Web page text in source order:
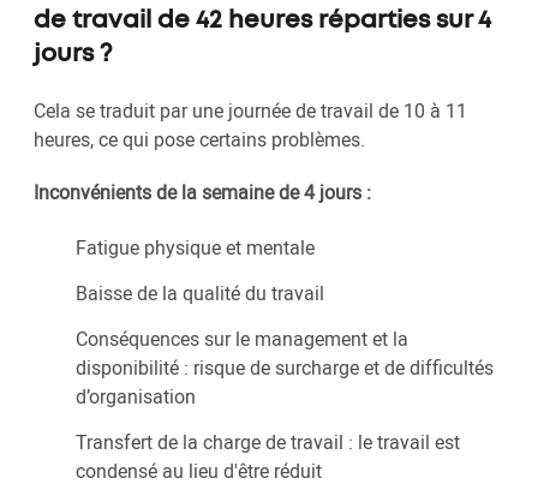
de travail de 42 heures réparties sur 4
jours ?
Cela se traduit par une journée de travail de 10 à 11
heures, ce qui pose certains problèmes.
Inconvénients de la semaine de 4 jours :
Fatigue physique et mentale
Baisse de la qualité du travail
Conséquences sur le management et la
disponibilité : risque de surcharge et de difficultés
d’organisation
Transfert de la charge de travail : le travail est
condensé au lieu d'être réduit